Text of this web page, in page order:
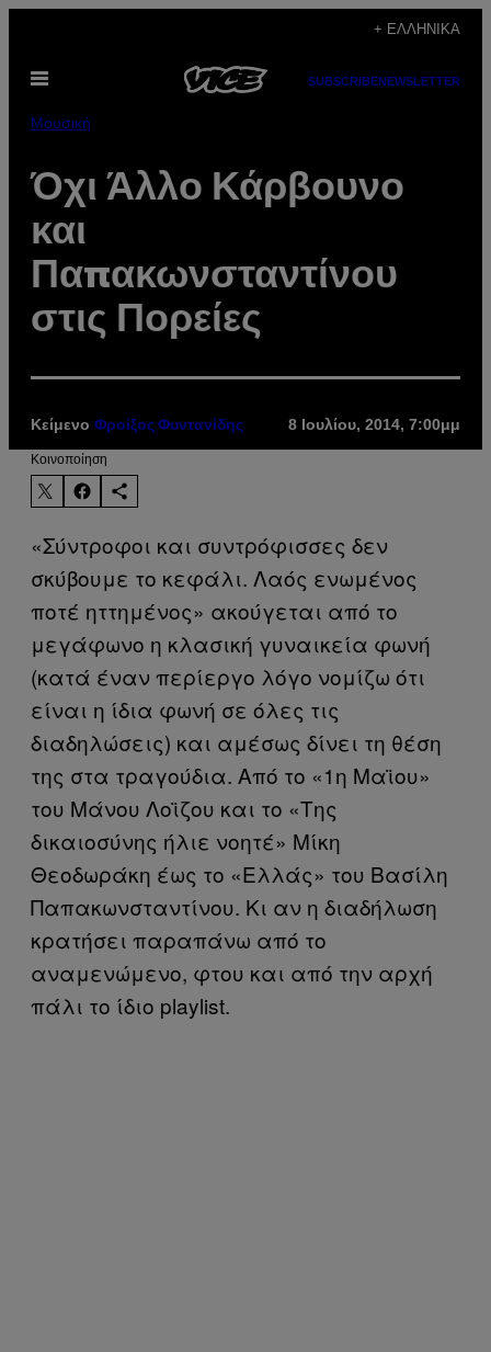
περιεχόμενο
+ ΕΛΛΗΝΙΚΆ
Ανοίξτε
SUBSCRIBENEWSLETTER
Μουσική
Όχι Άλλο Κάρβουνο
και
Παπακωνσταντίνου
στις Πορείες
Κείμενο Φροίξος Φυντανίδης 8 Ιουλίου, 2014, 7:00μμ
Kοινοποίηση
«Σύντροφοι και συντρόφισσες δεν
σκύβουμε το κεφάλι. Λαός ενωμένος
ποτέ ηττημένος» ακούγεται από το
μεγάφωνο η κλασική γυναικεία φωνή
(κατά έναν περίεργο λόγο νομίζω ότι
είναι η ίδια φωνή σε όλες τις
διαδηλώσεις) και αμέσως δίνει τη θέση
της στα τραγούδια. Από το «1η Μαϊου»
του Μάνου Λοϊζου και το «Της
δικαιοσύνης ήλιε νοητέ» Μίκη
Θεοδωράκη έως το «Ελλάς» του Βασίλη
Παπακωνσταντίνου. Κι αν η διαδήλωση
κρατήσει παραπάνω από το
αναμενώμενο, φτου και από την αρχή
πάλι το ίδιο playlist.